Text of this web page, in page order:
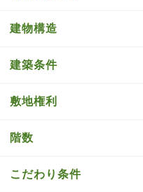
建物構造
建築条件
敷地権利
階数
こだわり条件